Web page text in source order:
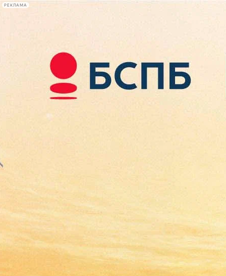
РЕКЛАМА
Сегодня:
2026.08.08
00:12
Афиша Plus